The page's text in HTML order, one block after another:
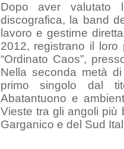
Dopo aver valutato
discografica, la band
lavoro e gestirne
2012, registrano il
“Ordinato Caos”,
Nella seconda metà
primo singolo dal
Abatantuono e
Vieste tra gli angoli più
Garganico e del Sud